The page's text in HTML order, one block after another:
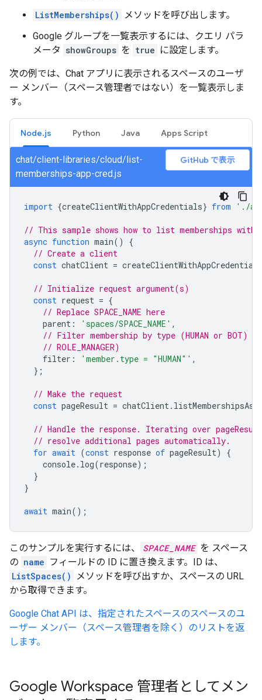
ListMemberships()
メソッドを呼び出します。
Google グループを一覧表示するには、クエリ パラ
メータ showGroups を true に設定します。
次の例では、Chat アプリに表示されるスペースのユーザ
ー メンバー（スペース管理者ではない）を一覧表示しま
す。
Node.js Python Java Apps Script
chat/client-libraries/cloud/list-
memberships-app-cred.js
GitHub で表示
import {createClientWithAppCredentials} from './
// This sample shows how to list memberships with
async function main()
{
// Create a client
const chatClient = createClientWithAppCredentials
// Initialize request argument(s)
const request = {
// Replace SPACE_NAME here
parent : 'spaces/SPACE_NAME' ,
// Filter membership by type (HUMAN or BOT) or
// ROLE_MANAGER)
filter : 'member.type = "HUMAN"' ,
};
// Make the request
const pageResult = chatClient.
// Handle the response. Iterating over
// resolve additional pages automatically.
for await (const response of pageResult)
{
console. log(response);
}
}
await main();
このサンプルを実行するには、 SPACE_NAME を スペース
の name フィールドの ID に置き換えます。ID は、
ListSpaces()
メソッドを呼び出すか、スペースの URL
から取得できます。
Google Chat API は、指定されたスペースのスペースのユ
ーザー メンバー（スペース管理者を除く）のリストを返
します。
Google Workspace 管理者としてメン